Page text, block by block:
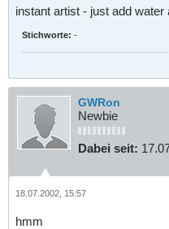
instant artist - just add water
Stichworte: -
GWRon
Newbie
Dabei seit:
18.07.2002, 15:57
hmm